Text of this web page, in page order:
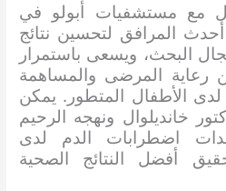
مع مستشفيات أبولو في
المرافق لتحسين نتائج
البحث، ويسعى باستمرار
رعاية المرضى والمساهمة
الأطفال المتطور. يمكن
خانديلوال ونهجه الرحيم
اضطرابات الدم لدى
أفضل النتائج الصحية